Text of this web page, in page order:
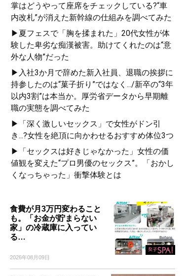
掌はどうやって座席をチェックしている?“車
内改札”が消えた新幹線の仕組みを調べてみた
▶夏フェスで「胸を揉まれた」20代女性が体
験した卑劣な痴漢被害。助けてくれたのは“意
外な人物”だった
▶入社3か月で辞めた新入社員、退職の挨拶に
持参したのは“菓子折り”ではなく.../新卒の“3年
以内3割”は本当か。厚労省データから早期離
職の実態を調べてみた
▶「深く激しいセックス」で女性がドン引
き...?女性を絶頂に向かわせるおすすめ体位3つ
▶「セックスは好きじゃなかった」女性の価
値観を変えた“プロ男優のセックス”。「おかし
くなっちゃった」衝撃体験とは
食費が月3万円変わること
も。「お金が貯まらない
家」の冷蔵庫に入ってい
る…
2026年08月09日